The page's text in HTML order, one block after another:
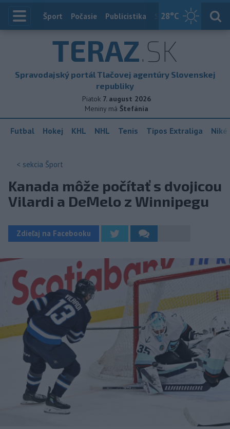
28°C
Index
Šport Počasie Publicistika Slovensko
TERAZ.SK
Spravodajský portál Tlačovej agentúry Slovenskej
republiky
Piatok 7. august 2026
Meniny má Štefánia
Futbal Hokej KHL NHL Tenis Tipos Extraliga
< sekcia Šport
Kanada môže počítať s dvojicou
Vilardi a DeMelo z Winnipegu
Zdieľaj na Facebooku